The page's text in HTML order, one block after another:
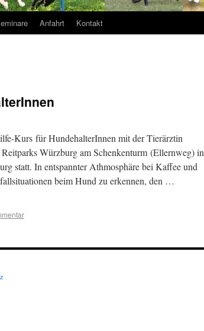
Anfahrt Kontakt
Kurs für HundehalterInnen mit der Tierärztin
Würzburg am Schenkenturm (Ellernweg) in
statt. In entspannter Athmosphäre bei Kaffee und
beim Hund zu erkennen, den …